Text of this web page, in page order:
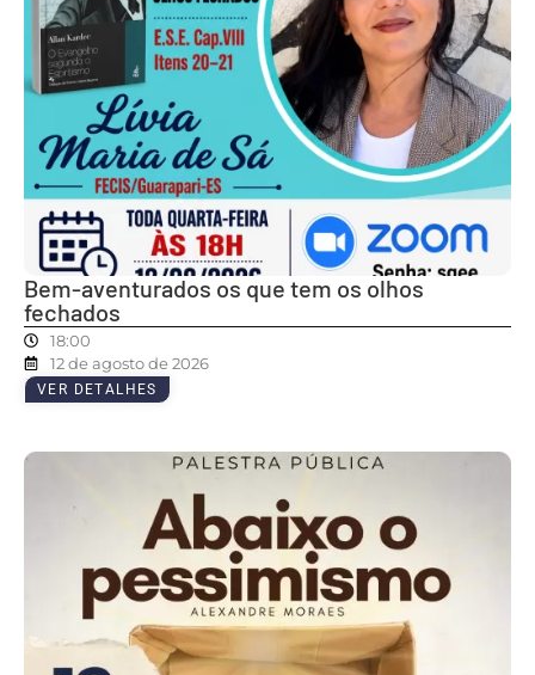
Bem-aventurados os que tem os olhos
fechados
18:00
12 de agosto de 2026
VER DETALHES